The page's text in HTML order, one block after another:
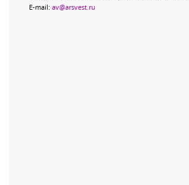
E-mail: av@arsvest.ru